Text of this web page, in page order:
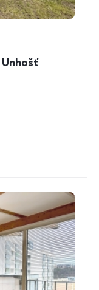
Unhošť